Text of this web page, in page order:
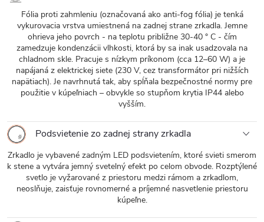
Fólia proti zahmleniu (označovaná ako anti-fog fólia) je tenká
vykurovacia vrstva umiestnená na zadnej strane zrkadla. Jemne
ohrieva jeho povrch - na teplotu približne 30-40 ° C - čím
zamedzuje kondenzácii vlhkosti, ktorá by sa inak usadzovala na
chladnom skle. Pracuje s nízkym príkonom (cca 12–60 W) a je
napájaná z elektrickej siete (230 V, cez transformátor pri nižších
napätiach). Je navrhnutá tak, aby spĺňala bezpečnostné normy pre
použitie v kúpeľniach – obvykle so stupňom krytia IP44 alebo
vyšším.
Podsvietenie zo zadnej strany zrkadla
Zrkadlo je vybavené zadným LED podsvietením, ktoré svieti smerom
k stene a vytvára jemný svetelný efekt po celom obvode. Rozptýlené
svetlo je vyžarované z priestoru medzi rámom a zrkadlom,
neoslňuje, zaisťuje rovnomerné a príjemné nasvetlenie priestoru
kúpeľne.